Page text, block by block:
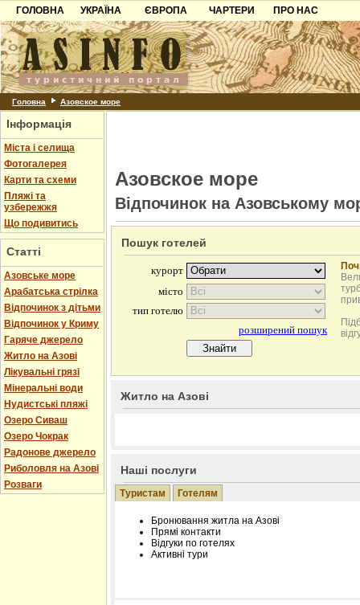
ГОЛОВНА
УКРАЇНА
Карпати
Азов
Причорноморря
Шацьк
ЄВРОПА
Чорногорія
Хорватія
Болгарія
ЧАРТЕРИ
ПРО НАС
Контакти
Партнерам
Додати готель
Головна Азовское море
Інформація
Міста і селища
Фотогалерея
Карти та схеми
Пляжі та
узбережжя
Що подивитись
Статті
Азовське море
Арабатська стрілка
Відпочинок з дітьми
Відпочинок у Криму
Гаряче джерело
Житло на Азові
Лікувальні грязі
Мінеральні води
Нудистські пляжі
Озеро Сиваш
Озеро Чокрак
Радонове джерело
Риболовля на Азові
Розваги
Азовское море
Відпочинок на Азовському
Пошук готелей
Житло на Азові
Наші послуги
Туристам Готелям
Бронювання житла на Азові
Прямі контакти
Відгуки по готелях
Активні тури